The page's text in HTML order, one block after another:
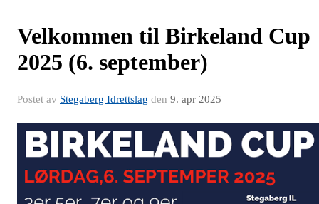
Velkommen til Birkeland Cup
2025 (6. september)
Postet av Stegaberg Idrettslag den 9. apr 2025